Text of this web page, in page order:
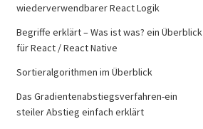
wiederverwendbarer React Logik
Begriffe erklärt – Was ist was? ein Überblick
für React / React Native
Sortieralgorithmen im Überblick
Das Gradientenabstiegsverfahren-ein
steiler Abstieg einfach erklärt